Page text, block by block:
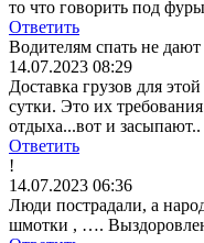
то что говорить под фуры
Ответить
Водителям спать не дают
14.07.2023 08:29
Доставка грузов для
сутки. Это их
отдыха...вот и засыпают..
Ответить
!
14.07.2023 06:36
Люди пострадали, а
шмотки , ….